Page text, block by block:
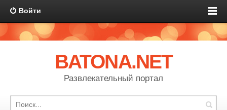
Войти
BATONA.NET
Развлекательный портал